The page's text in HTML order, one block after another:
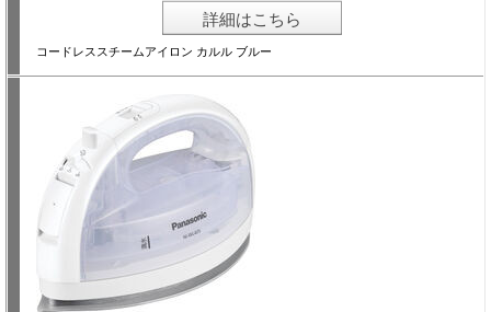
詳細はこちら
コードレススチームアイロン カルル ブルー